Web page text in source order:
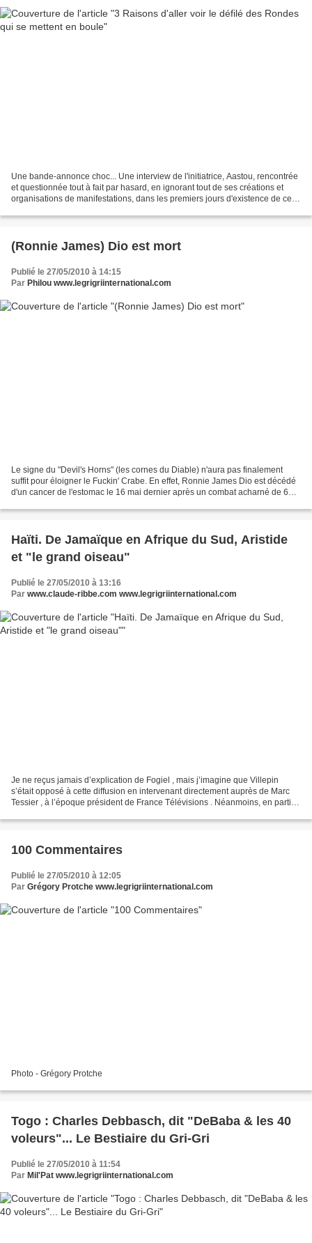
Une bande-annonce choc... Une interview de l'initiatrice, Aastou, rencontrée
et questionnée tout à fait par hasard, en ignorant tout de ses créations et
organisations de manifestations, dans les premiers jours d'existence de ce
(Ronnie James) Dio est mort
Publié le 27/05/2010 à 14:15
Par Philou www.legrigriinternational.com
Le signe du "Devil's Horns" (les cornes du Diable) n'aura pas finalement
suffit pour éloigner le Fuckin' Crabe. En effet, Ronnie James Dio est décédé
d'un cancer de l'estomac le 16 mai dernier après un combat acharné de 6
Haïti. De Jamaïque en Afrique du Sud, Aristide
et "le grand oiseau"
Publié le 27/05/2010 à 13:16
Par www.claude-ribbe.com www.legrigriinternational.com
Je ne reçus jamais d’explication de Fogiel , mais j’imagine que Villepin
s’était opposé à cette diffusion en intervenant directement auprès de Marc
Tessier , à l’époque président de France Télévisions . Néanmoins, en partie
100 Commentaires
Publié le 27/05/2010 à 12:05
Par Grégory Protche www.legrigriinternational.com
Photo - Grégory Protche
Togo : Charles Debbasch, dit "DeBaba & les 40
voleurs"... Le Bestiaire du Gri-Gri
Publié le 27/05/2010 à 11:54
Par Mil'Pat www.legrigriinternational.com